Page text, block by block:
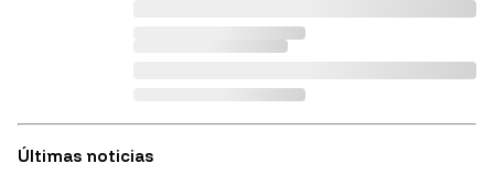
Últimas noticias